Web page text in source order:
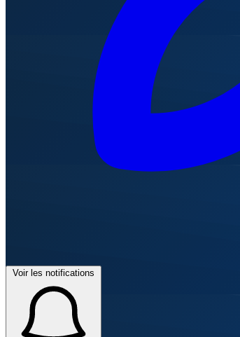
Voir les notifications